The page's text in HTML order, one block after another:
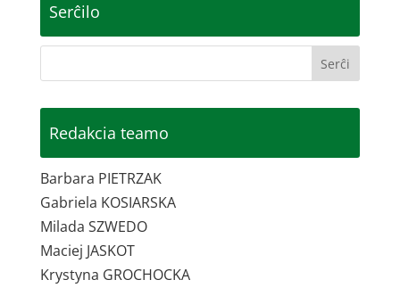
Serĉilo
Redakcia teamo
Barbara PIETRZAK
Gabriela KOSIARSKA
Milada SZWEDO
Maciej JASKOT
Krystyna GROCHOCKA